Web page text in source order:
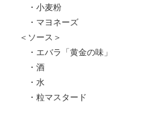
・小麦粉
・マヨネーズ
＜ソース＞
・エバラ「黄金の味」
・酒
・水
・粒マスタード